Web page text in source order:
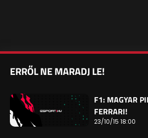
ERRŐL NE MARADJ LE!
F1: MAGYAR
FERRARI!
23/10/15 18:00